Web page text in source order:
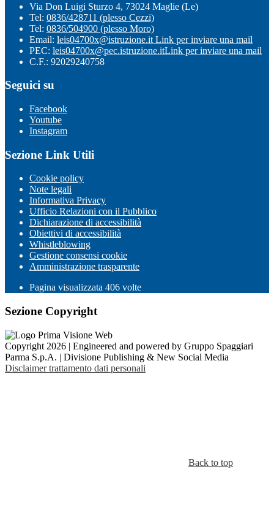
Via Don Luigi Sturzo 4, 73024 Maglie (Le)
Tel: 0836/428711 (plesso Cezzi)
Tel: 0836/504900 (plesso Moro)
Email: leis04700x@istruzione.it Link per inviare una mail
PEC: leis04700x@pec.istruzione.itLink per inviare una mail
C.F.: 92029240758
Seguici su
Facebook
Youtube
Instagram
Sezione Link Utili
Cookie policy
Note legali
Informativa Privacy
Ufficio Relazioni con il Pubblico
Dichiarazione di accessibilità
Obiettivi di accessibilità
Whistleblowing
Gestione consensi cookie
Amministrazione trasparente
Pagina visualizzata 406 volte
Sezione Copyright
Copyright 2026 | Engineered and powered by Gruppo Spaggiari
Parma S.p.A. | Divisione Publishing & New Social Media
Disclaimer trattamento dati personali
Back to top